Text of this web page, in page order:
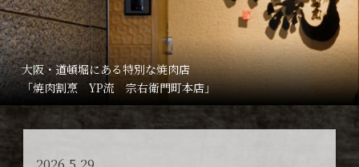
大阪・道頓堀にある特別な焼肉店
「焼肉割烹 YP流 宗右衛門町本店」